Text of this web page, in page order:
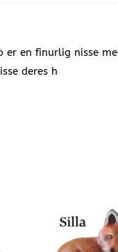
er en finurlig nisse
deres h